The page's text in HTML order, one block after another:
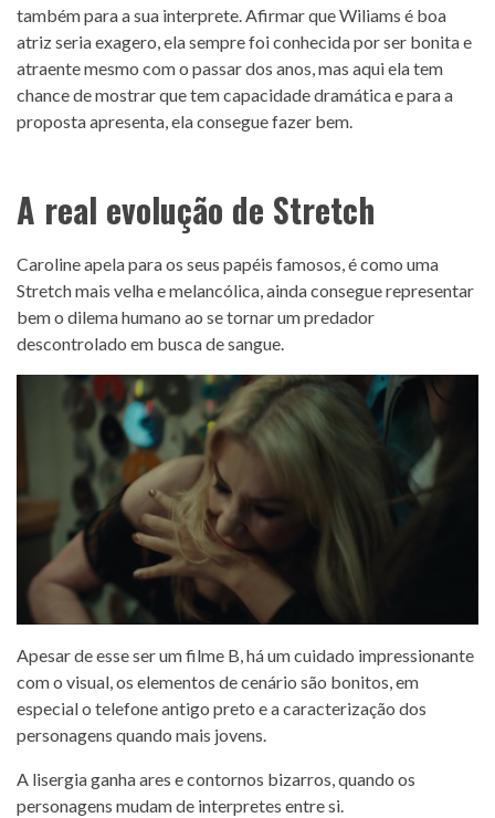
também para a sua interprete. Afirmar que Wiliams é boa
atriz seria exagero, ela sempre foi conhecida por ser bonita e
atraente mesmo com o passar dos anos, mas aqui ela tem
chance de mostrar que tem capacidade dramática e para a
proposta apresenta, ela consegue fazer bem.
A real evolução de Stretch
Caroline apela para os seus papéis famosos, é como uma
Stretch mais velha e melancólica, ainda consegue representar
bem o dilema humano ao se tornar um predador
descontrolado em busca de sangue.
Apesar de esse ser um filme B, há um cuidado impressionante
com o visual, os elementos de cenário são bonitos, em
especial o telefone antigo preto e a caracterização dos
personagens quando mais jovens.
A lisergia ganha ares e contornos bizarros, quando os
personagens mudam de interpretes entre si.